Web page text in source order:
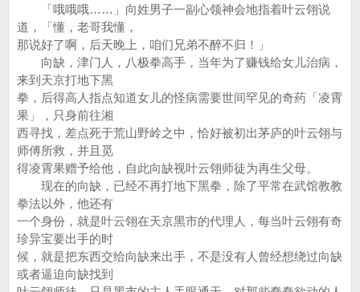
「哦哦哦……」向姓男子一副心领神会地指着叶云翎说
道，「懂，老哥我懂，
那说好了啊，后天晚上，咱们兄弟不醉不归！」
向缺，津门人，八极拳高手，当年为了赚钱给女儿治病，
来到天京打地下黑
拳，后得高人指点知道女儿的怪病需要世间罕见的奇药「凌霄
果」，只身前往湘
西寻找，差点死于荒山野岭之中，恰好被初出茅庐的叶云翎与
师傅所救，并且觅
得凌霄果赠予给他，自此向缺视叶云翎师徒为再生父母。
现在的向缺，已经不再打地下黑拳，除了平常在武馆教教
拳法以外，他还有
一个身份，就是叶云翎在天京黑市的代理人，每当叶云翎有奇
珍异宝要出手的时
候，就是把东西交给向缺来出手，不是没有人曾经想绕过向缺
或者逼迫向缺找到